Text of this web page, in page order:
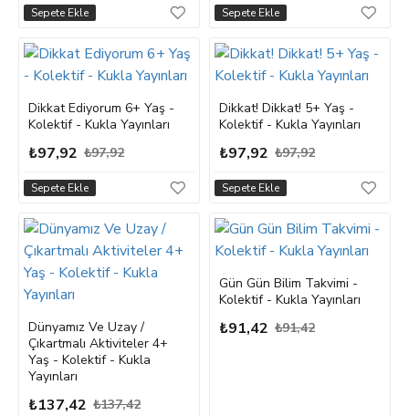
Sepete Ekle Sepete Ekle
Dikkat Ediyorum 6+ Yaş -
Kolektif - Kukla Yayınları
₺97,92 ₺97,92
Sepete Ekle
Dikkat! Dikkat! 5+ Yaş -
Kolektif - Kukla Yayınları
₺97,92 ₺97,92
Sepete Ekle
Dünyamız Ve Uzay /
Çıkartmalı Aktiviteler 4+
Yaş - Kolektif - Kukla
Yayınları
₺137,42 ₺137,42
Gün Gün Bilim Takvimi -
Kolektif - Kukla Yayınları
₺91,42 ₺91,42